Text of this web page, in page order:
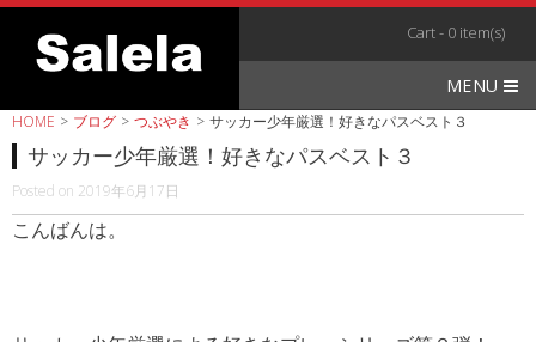
Skip
content
Cart - 0 item(s)
MENU
HOME > ブログ > つぶやき > サッカー少年厳選！好きなパスベスト３
サッカー少年厳選！好きなパスベスト３
Posted on 2019年6月17日
こんばんは。